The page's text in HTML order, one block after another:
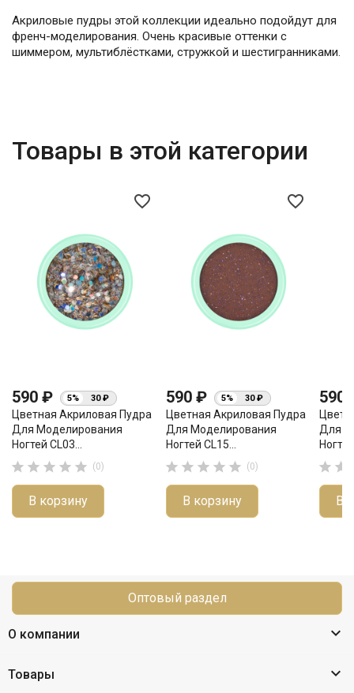
Акриловые пудры этой коллекции идеально подойдут для
френч-моделирования. Очень красивые оттенки с
шиммером, мультиблёстками, стружкой и шестигранниками.
Товары в этой категории
favorite_border
590 ₽ 5% 30 ₽
Цветная Акриловая Пудра
Для Моделирования
Ногтей CL03...
     (0)
В корзину
favorite_border
590 ₽ 5% 30 ₽
Цветная Акриловая Пудра
Для Моделирования
Ногтей CL15...
     (0)
В корзину
590
Для
 
В
Оптовый раздел
О компании 
Товары 